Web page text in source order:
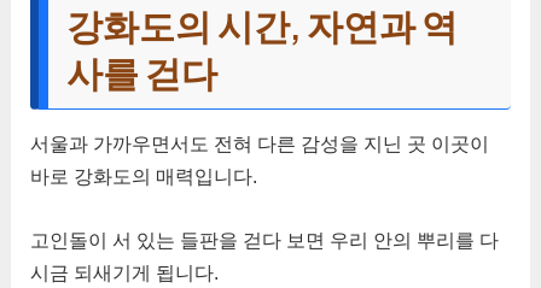
강화도의 시간, 자연과 역
사를 걷다
서울과 가까우면서도 전혀 다른 감성을 지닌 곳 이곳이
바로 강화도의 매력입니다.
고인돌이 서 있는 들판을 걷다 보면 우리 안의 뿌리를 다
시금 되새기게 됩니다.